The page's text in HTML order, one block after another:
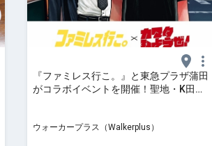
『ファミレス行こ。』と東急プラザ蒲田
がコラボイベントを開催！聖地・K田で
ウォーカープラス（Walkerplus）